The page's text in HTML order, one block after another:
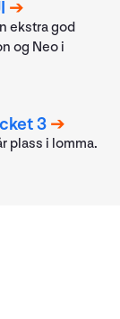
ekstra god
og Neo i
3
plass i lomma.